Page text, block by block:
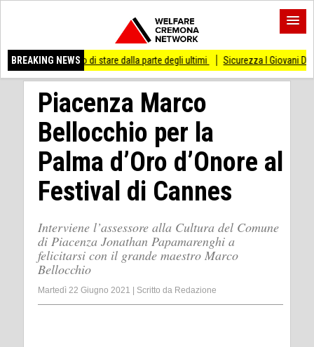
BREAKING NEWS
di stare dalla parte degli ultimi Sicurezza I Giovani Democratici
Piacenza Marco
Bellocchio per la
Palma d’Oro d’Onore al
Festival di Cannes
Interviene l’assessore alla Cultura del Comune
di Piacenza Jonathan Papamarenghi a
felicitarsi con il grande maestro Marco
Bellocchio
Martedì 22 Giugno 2021 Scritto da Redazione